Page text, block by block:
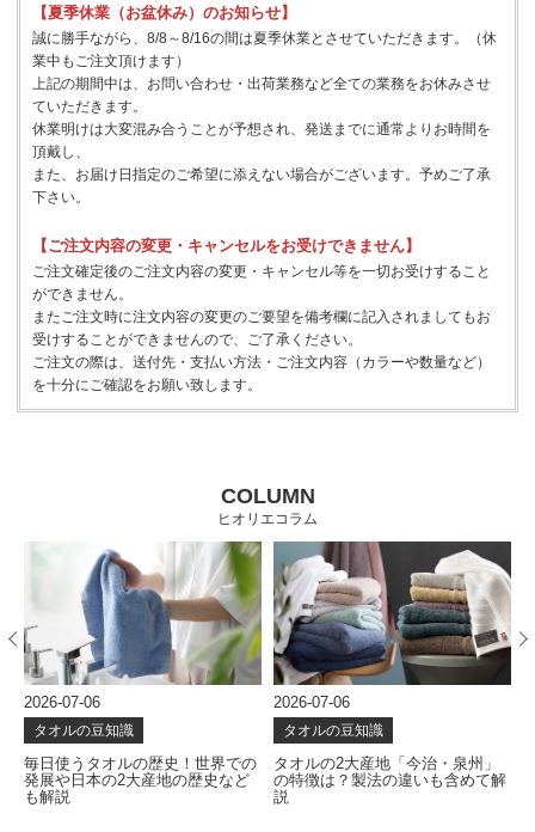
【夏季休業（お盆休み）のお知らせ】
誠に勝手ながら、8/8～8/16の間は夏季休業とさせていただきます。（休
業中もご注文頂けます）
上記の期間中は、お問い合わせ・出荷業務など全ての業務をお休みさせ
ていただきます。
休業明けは大変混み合うことが予想され、発送までに通常よりお時間を
頂戴し、
また、お届け日指定のご希望に添えない場合がございます。予めご了承
下さい。
【ご注文内容の変更・キャンセルをお受けできません】
ご注文確定後のご注文内容の変更・キャンセル等を一切お受けすること
ができません。
またご注文時に注文内容の変更のご要望を備考欄に記入されましてもお
受けすることができませんので、ご了承ください。
ご注文の際は、送付先・支払い方法・ご注文内容（カラーや数量など）
を十分にご確認をお願い致します。
COLUMN
ヒオリエコラム
2026-07-06
タオルの豆知識
毎日使うタオルの歴史！世界での
発展や日本の2大産地の歴史など
も解説
2026-07-06
タオルの豆知識
タオルの2大産地「今治・泉州」
の特徴は？製法の違いも含めて解
説